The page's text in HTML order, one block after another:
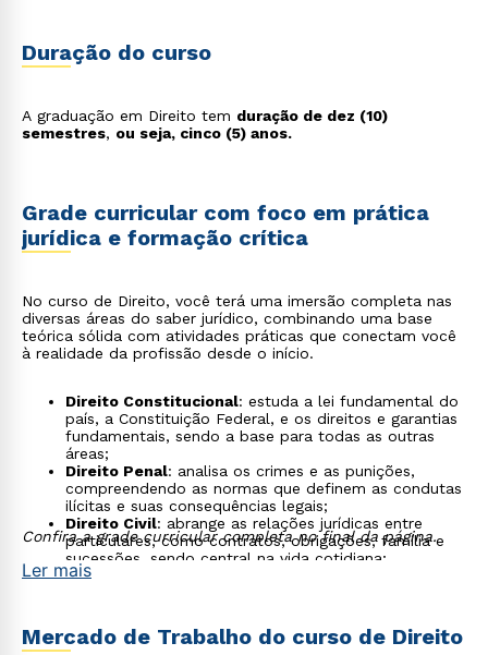
Duração do curso
A graduação em Direito tem duração de dez (10)
semestres, ou seja, cinco (5) anos.
Grade curricular com foco em prática
jurídica e formação crítica
No curso de Direito, você terá uma imersão completa nas
diversas áreas do saber jurídico, combinando uma base
teórica sólida com atividades práticas que conectam você
à realidade da profissão desde o início.
Direito Constitucional: estuda a lei fundamental do
país, a Constituição Federal, e os direitos e garantias
fundamentais, sendo a base para todas as outras
áreas;
Direito Penal: analisa os crimes e as punições,
compreendendo as normas que definem as condutas
ilícitas e suas consequências legais;
Direito Civil: abrange as relações jurídicas entre
particulares, como contratos, obrigações, família e
sucessões, sendo central na vida cotidiana;
Direito Processual (Civil e Penal)
Direito do Trabalho
: foca nas relações entre
empregados e empregadores, abordando direitos,
Confira a grade curricular completa no final da página.
Ler mais
Mercado de Trabalho do curso de Direito